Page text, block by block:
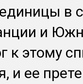
в
и
к это­му
и ее